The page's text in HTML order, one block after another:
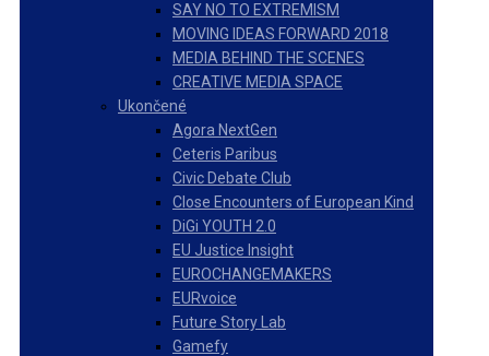
SAY NO TO EXTREMISM
MOVING IDEAS FORWARD 2018
MEDIA BEHIND THE SCENES
CREATIVE MEDIA SPACE
Ukončené
Agora NextGen
Ceteris Paribus
Civic Debate Club
Close Encounters of European Kind
DiGi YOUTH 2.0
EU Justice Insight
EUROCHANGEMAKERS
EURvoice
Future Story Lab
Gamefy